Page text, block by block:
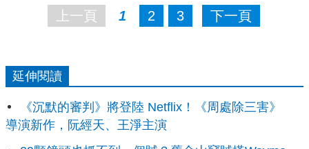
上一頁 1 2 3 下一頁
延伸閱讀
《沉默的審判》將登陸 Netflix！《周處除三害》
導演新作，阮經天、王淨主演